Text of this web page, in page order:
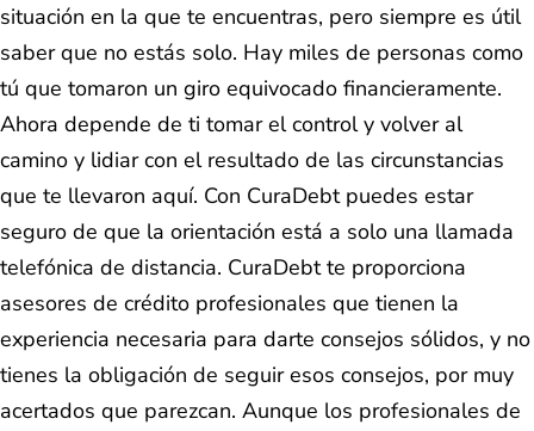
situación en la que te encuentras, pero siempre es útil
saber que no estás solo. Hay miles de personas como
tú que tomaron un giro equivocado financieramente.
Ahora depende de ti tomar el control y volver al
camino y lidiar con el resultado de las circunstancias
que te llevaron aquí. Con CuraDebt puedes estar
seguro de que la orientación está a solo una llamada
telefónica de distancia. CuraDebt te proporciona
asesores de crédito profesionales que tienen la
experiencia necesaria para darte consejos sólidos, y no
tienes la obligación de seguir esos consejos, por muy
acertados que parezcan. Aunque los profesionales de